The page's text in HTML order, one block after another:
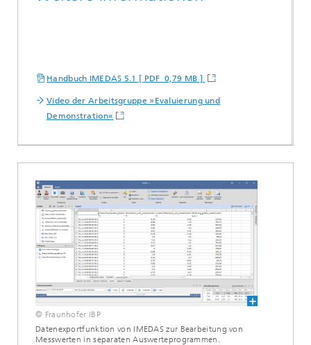
Handbuch IMEDAS 5.1 [ PDF 0,79 MB ]
Video der Arbeitsgruppe »Evaluierung und
Demonstration«
© Fraunhofer IBP
Datenexportfunktion von IMEDAS zur Bearbeitung von
Messwerten in separaten Auswerteprogrammen.